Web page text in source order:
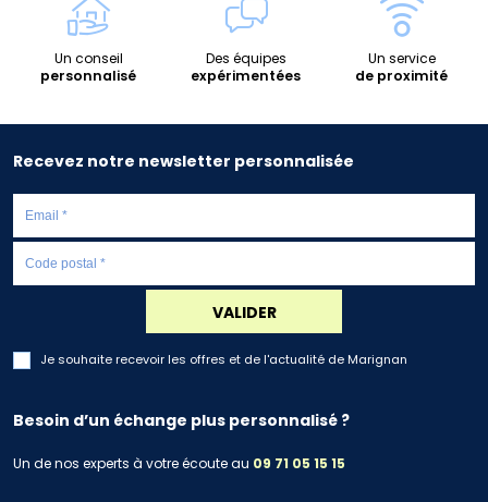
Un conseil
personnalisé
Des équipes
expérimentées
Un service
de proximité
Recevez notre newsletter personnalisée
VALIDER
Je souhaite recevoir les offres et de l'actualité de Marignan
Besoin d’un échange plus personnalisé ?
Un de nos experts à votre écoute au 09 71 05 15 15